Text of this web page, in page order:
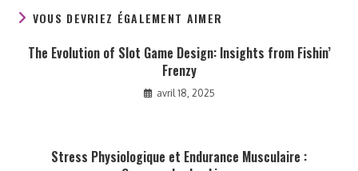
VOUS DEVRIEZ ÉGALEMENT AIMER
The Evolution of Slot Game Design: Insights from Fishin’
Frenzy
avril 18, 2025
Stress Physiologique et Endurance Musculaire :